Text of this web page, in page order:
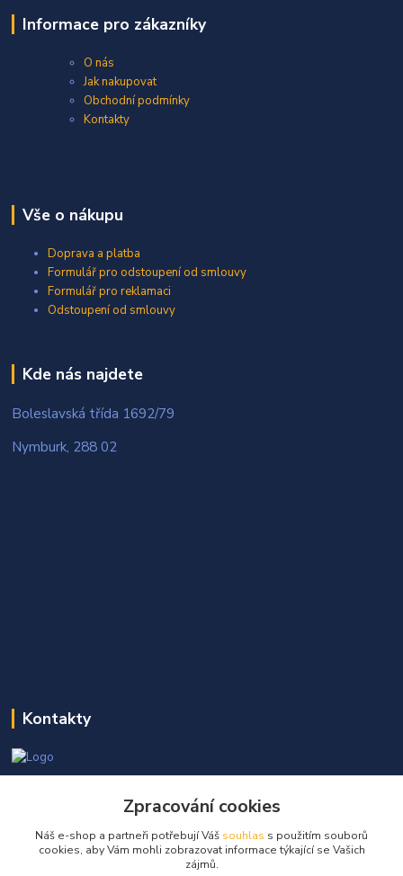
Informace pro zákazníky
O nás
Jak nakupovat
Obchodní podmínky
Kontakty
Vše o nákupu
Doprava a platba
Formulář pro odstoupení od smlouvy
Formulář pro reklamaci
Odstoupení od smlouvy
Kde nás najdete
Boleslavská třída 1692/79
Nymburk, 288 02
Kontakty
+420 605 298 968
info@globalelektro.cz
Zpracování cookies
Náš e-shop a partneři potřebují Váš souhlas s použitím souborů
cookies, aby Vám mohli zobrazovat informace týkající se Vašich
zájmů.